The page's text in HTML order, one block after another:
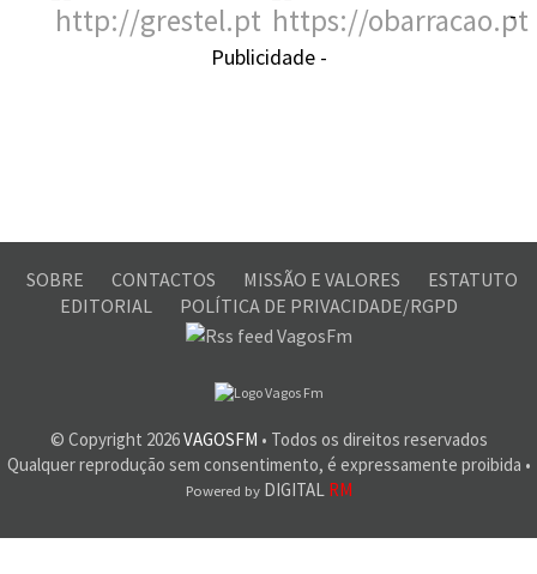
-
Publicidade -
SOBRE CONTACTOS MISSÃO E VALORES
ESTATUTO
EDITORIAL
POLÍTICA DE PRIVACIDADE/RGPD
© Copyright 2026VAGOSFM • Todos os direitos reservados
Qualquer reprodução sem consentimento, é expressamente proibida •
Powered byDIGITAL RM